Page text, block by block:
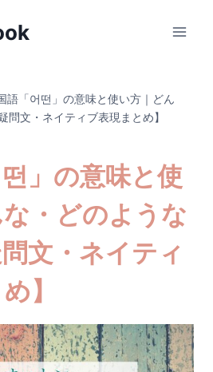
語「어떤」の意味と使い方｜どん
問文・ネイティブ表現まとめ】
」の意味と使
・どのような
問文・ネイティ
】